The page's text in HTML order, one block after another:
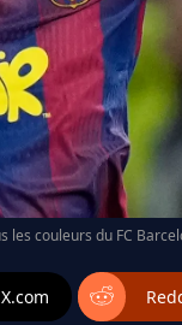
les couleurs du FC
X.com